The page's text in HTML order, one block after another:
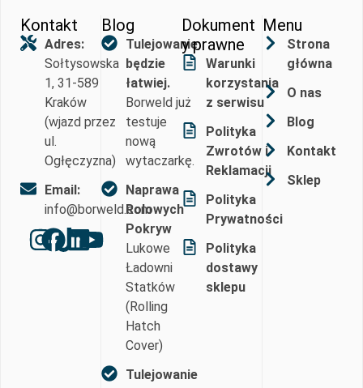
Kontakt
Adres:
Sołtysowska
1, 31-589
Kraków
(wjazd przez
ul.
Ogłęczyzna)
Email:
info@borweld.com
Blog
Tulejowanie
będzie
łatwiej.
Borweld już
testuje
nową
wytaczarkę.
Naprawa
Rolowych
Pokryw
Lukowe
Ładowni
Statków
(Rolling
Hatch
Cover)
Tulejowanie
Dokument
y prawne
Warunki
korzystania
z serwisu
Polityka
Zwrotów i
Reklamacji
Polityka
Prywatności
Polityka
dostawy
sklepu
Menu
Strona
główna
O nas
Blog
Kontakt
Sklep